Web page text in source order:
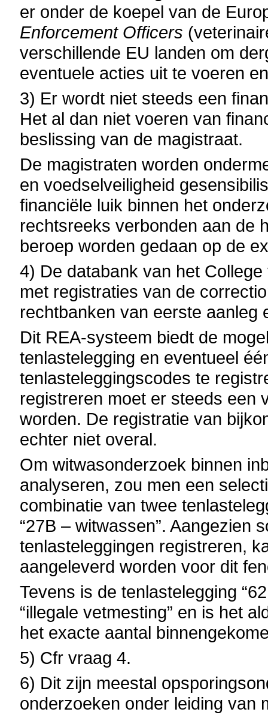
er onder de koepel van de
Enforcement Officers
verschillende EU landen om
eventuele acties uit te voeren
3) Er wordt niet steeds een
Het al dan niet voeren van
beslissing van de magistraat.
De magistraten worden
en voedselveiligheid
financiële luik binnen het
rechtsreeks verbonden aan de
beroep worden gedaan op de
4) De databank van het
met registraties van de
rechtbanken van eerste aanleg
Dit REA-systeem biedt de
tenlastelegging en eventueel
tenlasteleggingscodes te
registreren moet er steeds een
worden. De registratie van
echter niet overal.
Om witwasonderzoek binnen
analyseren, zou men een
combinatie van twee
“27B – witwassen”. Aangezien
tenlasteleggingen registreren,
aangeleverd worden voor dit
Tevens is de tenlastelegging
“illegale vetmesting” en is het
het exacte aantal
5) Cfr vraag 4.
6) Dit zijn meestal
onderzoeken onder leiding van